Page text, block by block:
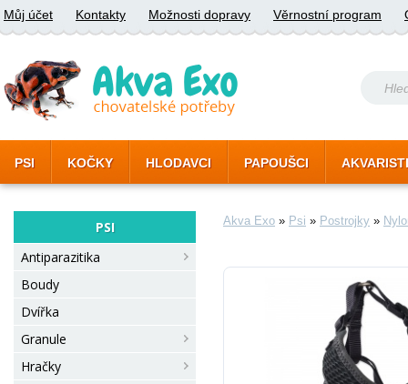
Můj účet Kontakty Možnosti dopravy Věrnostní program
PSI KOČKY HLODAVCI PAPOUŠCI
PSI
Antiparazitika
Boudy
Dvířka
Granule
Hračky
Akva Exo » Psi » Postrojky »